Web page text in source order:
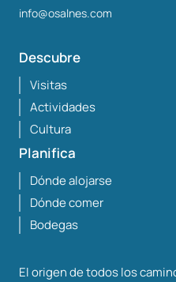
info@osalnes.com
Descubre
Visitas
Actividades
Cultura
Planifica
Dónde alojarse
Dónde comer
Bodegas
El origen de todos los